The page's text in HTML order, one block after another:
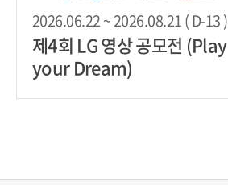
2026.06.22 ~ 2026.08.21 ( D-13 )
제4회 LG 영상 공모전 (Play
your Dream)